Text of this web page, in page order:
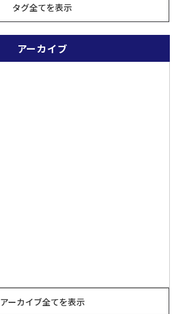
タグ全てを表示
アーカイブ
アーカイブ全てを表示